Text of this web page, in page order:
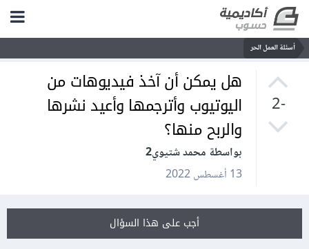
أسئلة العمل الحر
-2
هل يمكن أن آخذ فيديوهات من
اليوتيوب وأترجمها وأعيد نشرها
والربح منها؟
بواسطة محمد شتيوي2
13 أغسطس 2022
أجب على هذا السؤال